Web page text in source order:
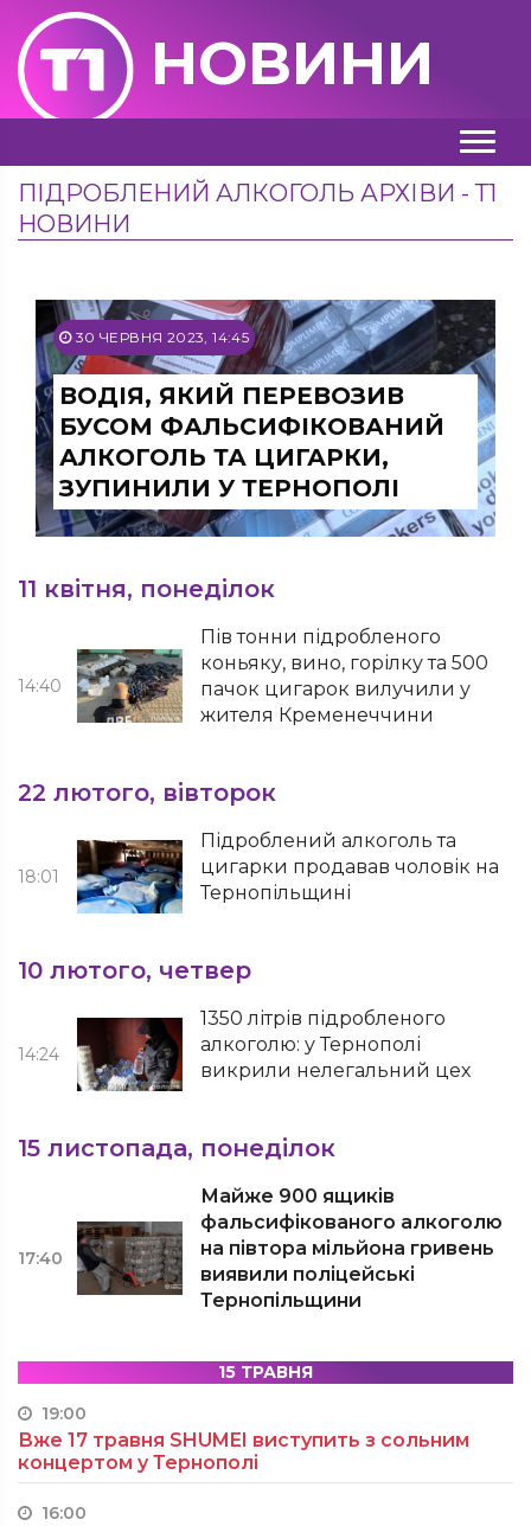
НОВИНИ
ПІДРОБЛЕНИЙ АЛКОГОЛЬ АРХІВИ - Т1
НОВИНИ
30 ЧЕРВНЯ 2023, 14:45
ВОДІЯ, ЯКИЙ ПЕРЕВОЗИВ
БУСОМ ФАЛЬСИФІКОВАНИЙ
АЛКОГОЛЬ ТА ЦИГАРКИ,
ЗУПИНИЛИ У ТЕРНОПОЛІ
11 квітня, понеділок
14:40
Пів тонни підробленого
коньяку, вино, горілку та 500
пачок цигарок вилучили у
жителя Кременеччини
22 лютого, вівторок
18:01
Підроблений алкоголь та
цигарки продавав чоловік на
Тернопільщині
10 лютого, четвер
14:24
1350 літрів підробленого
алкоголю: у Тернополі
викрили нелегальний цех
15 листопада, понеділок
17:40
Майже 900 ящиків
фальсифікованого алкоголю
на півтора мільйона гривень
виявили поліцейські
Тернопільщини
15 ТРАВНЯ
19:00
Вже 17 травня SHUMEI виступить з сольним
концертом у Тернополі
16:00